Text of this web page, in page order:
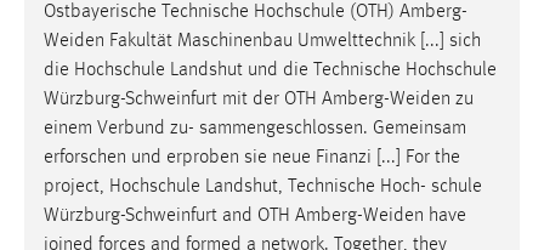
Ostbayerische Technische Hochschule (OTH) Amberg-
Weiden Fakultät Maschinenbau Umwelttechnik [...] sich
die Hochschule Landshut und die Technische Hochschule
Würzburg-Schweinfurt mit der OTH Amberg-Weiden zu
einem Verbund zu- sammengeschlossen. Gemeinsam
erforschen und erproben sie neue Finanzi [...] For the
project, Hochschule Landshut, Technische Hoch- schule
Würzburg-Schweinfurt and OTH Amberg-Weiden have
joined forces and formed a network. Together, they